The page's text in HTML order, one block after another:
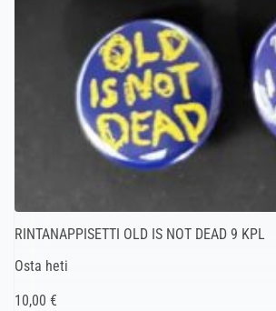
RINTANAPPISETTI OLD IS NOT DEAD 9 KPL
Osta heti
10,00 €